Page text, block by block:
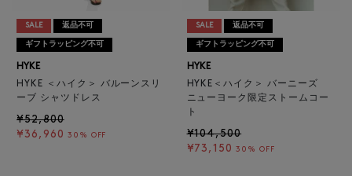
SALE 返品不可
ギフトラッピング不可
HYKE
HYKE ＜ハイク＞ バルーンスリ
ーブ シャツドレス
¥52,800
¥36,960 30% OFF
SALE 返品不可
ギフトラッピング不可
HYKE
HYKE＜ハイク＞ バーニーズ
ニューヨーク限定ストームコー
ト
¥104,500
¥73,150 30% OFF